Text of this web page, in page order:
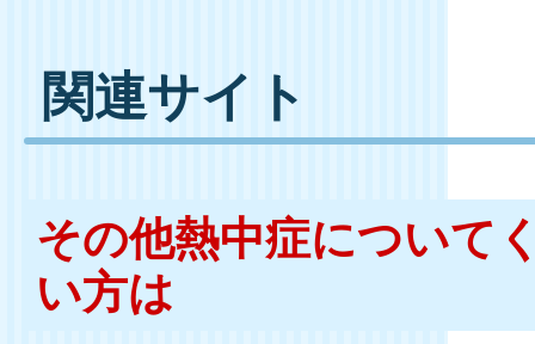
関連サイト
その他熱中症について
い方は